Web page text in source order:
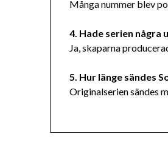
Många nummer blev
4. Hade serien några
Ja, skaparna
5. Hur länge sändes
Originalserien sändes